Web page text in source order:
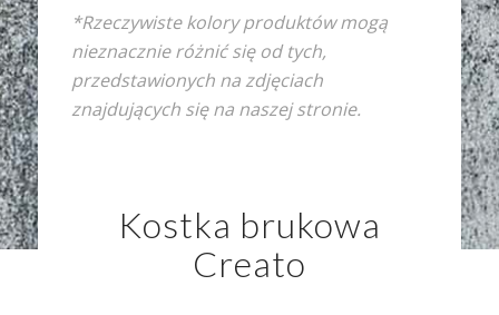
*Rzeczywiste kolory produktów mogą
nieznacznie różnić się od tych,
przedstawionych na zdjęciach
znajdujących się na naszej stronie.
Kostka brukowa
Creato